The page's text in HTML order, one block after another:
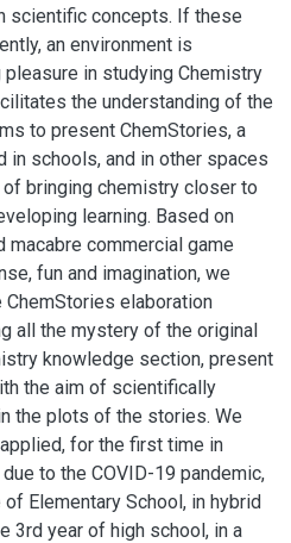
scientific concepts. If these
an environment is
in studying Chemistry
the understanding of the
to present ChemStories, a
in schools, and in other spaces
bringing chemistry closer to
learning. Based on
macabre commercial game
fun and imagination, we
elaboration
all the mystery of the original
knowledge section, present
the aim of scientifically
the plots of the stories. We
for the first time in
to the COVID-19 pandemic,
Elementary School, in hybrid
3rd year of high school, in a